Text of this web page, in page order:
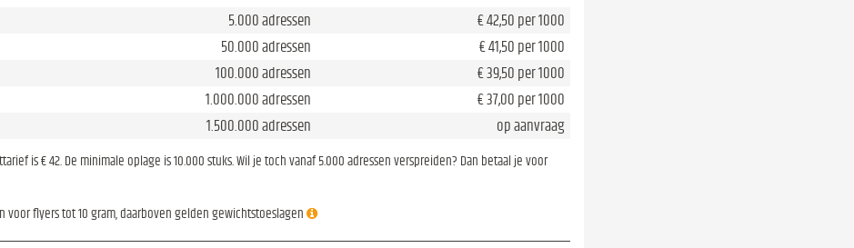
5.000 adressen
€ 42,50 per 1000
50.000 adressen
€ 41,50 per 1000
100.000 adressen
€ 39,50 per 1000
1.000.000 adressen
€ 37,00 per 1000
1.500.000 adressen op aanvraag
is € 42. De minimale oplage is 10.000 stuks. Wil je toch vanaf 5.000 adressen verspreiden? Dan betaal je voor
voor flyers tot 10 gram, daarboven gelden gewichtstoeslagen